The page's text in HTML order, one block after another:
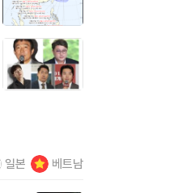
일본 베트남